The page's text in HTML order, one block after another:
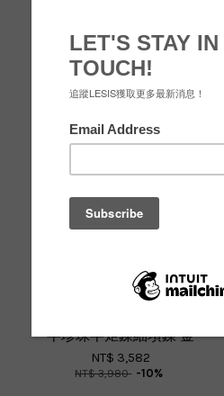
優惠
半珍珠半矩鍊細項鍊 金
NT$ 3,582
NT$ 3,980 -10%